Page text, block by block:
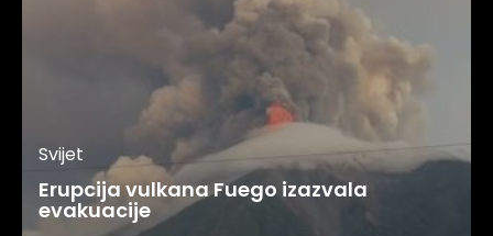
Svijet
Erupcija vulkana Fuego izazvala
evakuacije